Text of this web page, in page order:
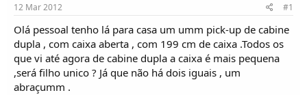
d
e
ó
p
i
c
i
12 Mar 2012 #1
Olá pessoal tenho lá para casa um umm pick-up de cabine
dupla , com caixa aberta , com 199 cm de caixa .Todos os
que vi até agora de cabine dupla a caixa é mais pequena
,será filho unico ? Já que não há dois iguais , um
abraçumm .